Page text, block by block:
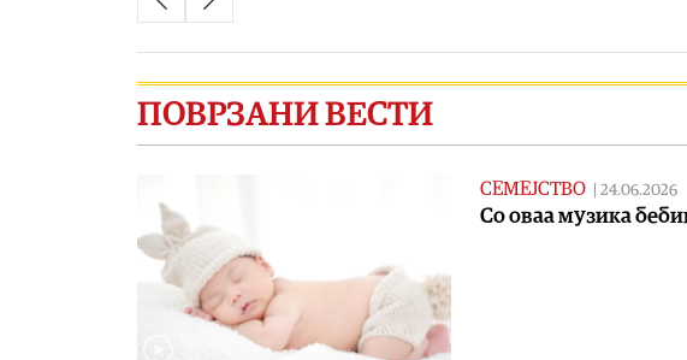
ПОВРЗАНИ ВЕСТИ
СЕМЕЈСТВО | 24.06.2026
Со оваа музика